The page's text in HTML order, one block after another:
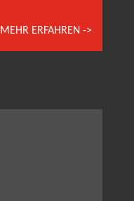
MEHR ERFAHREN ->